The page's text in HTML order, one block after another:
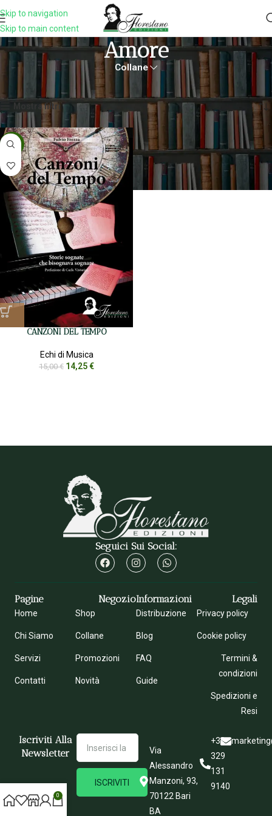
Skip to navigation
Skip to main content
Amore
Collane
Prodotti taggati “amore” Visualizzazione del risultato
Mostra filtri
-5%
CANZONI DEL TEMPO
Echi di Musica
15,00€ 14,25€
Seguici Sui Social:
Pagine
Home
Chi Siamo
Servizi
Contatti
Negozio
Shop
Collane
Promozioni
Novità
Informazioni
Distribuzione
Blog
FAQ
Guide
Legali
Privacy policy
Cookie policy
Termini &
condizioni
Spedizioni e
Resi
Iscriviti Alla
Newsletter
ISCRIVITI
Via
Alessandro
Manzoni, 93,
70122 Bari
BA
+39
329
131
9140
0